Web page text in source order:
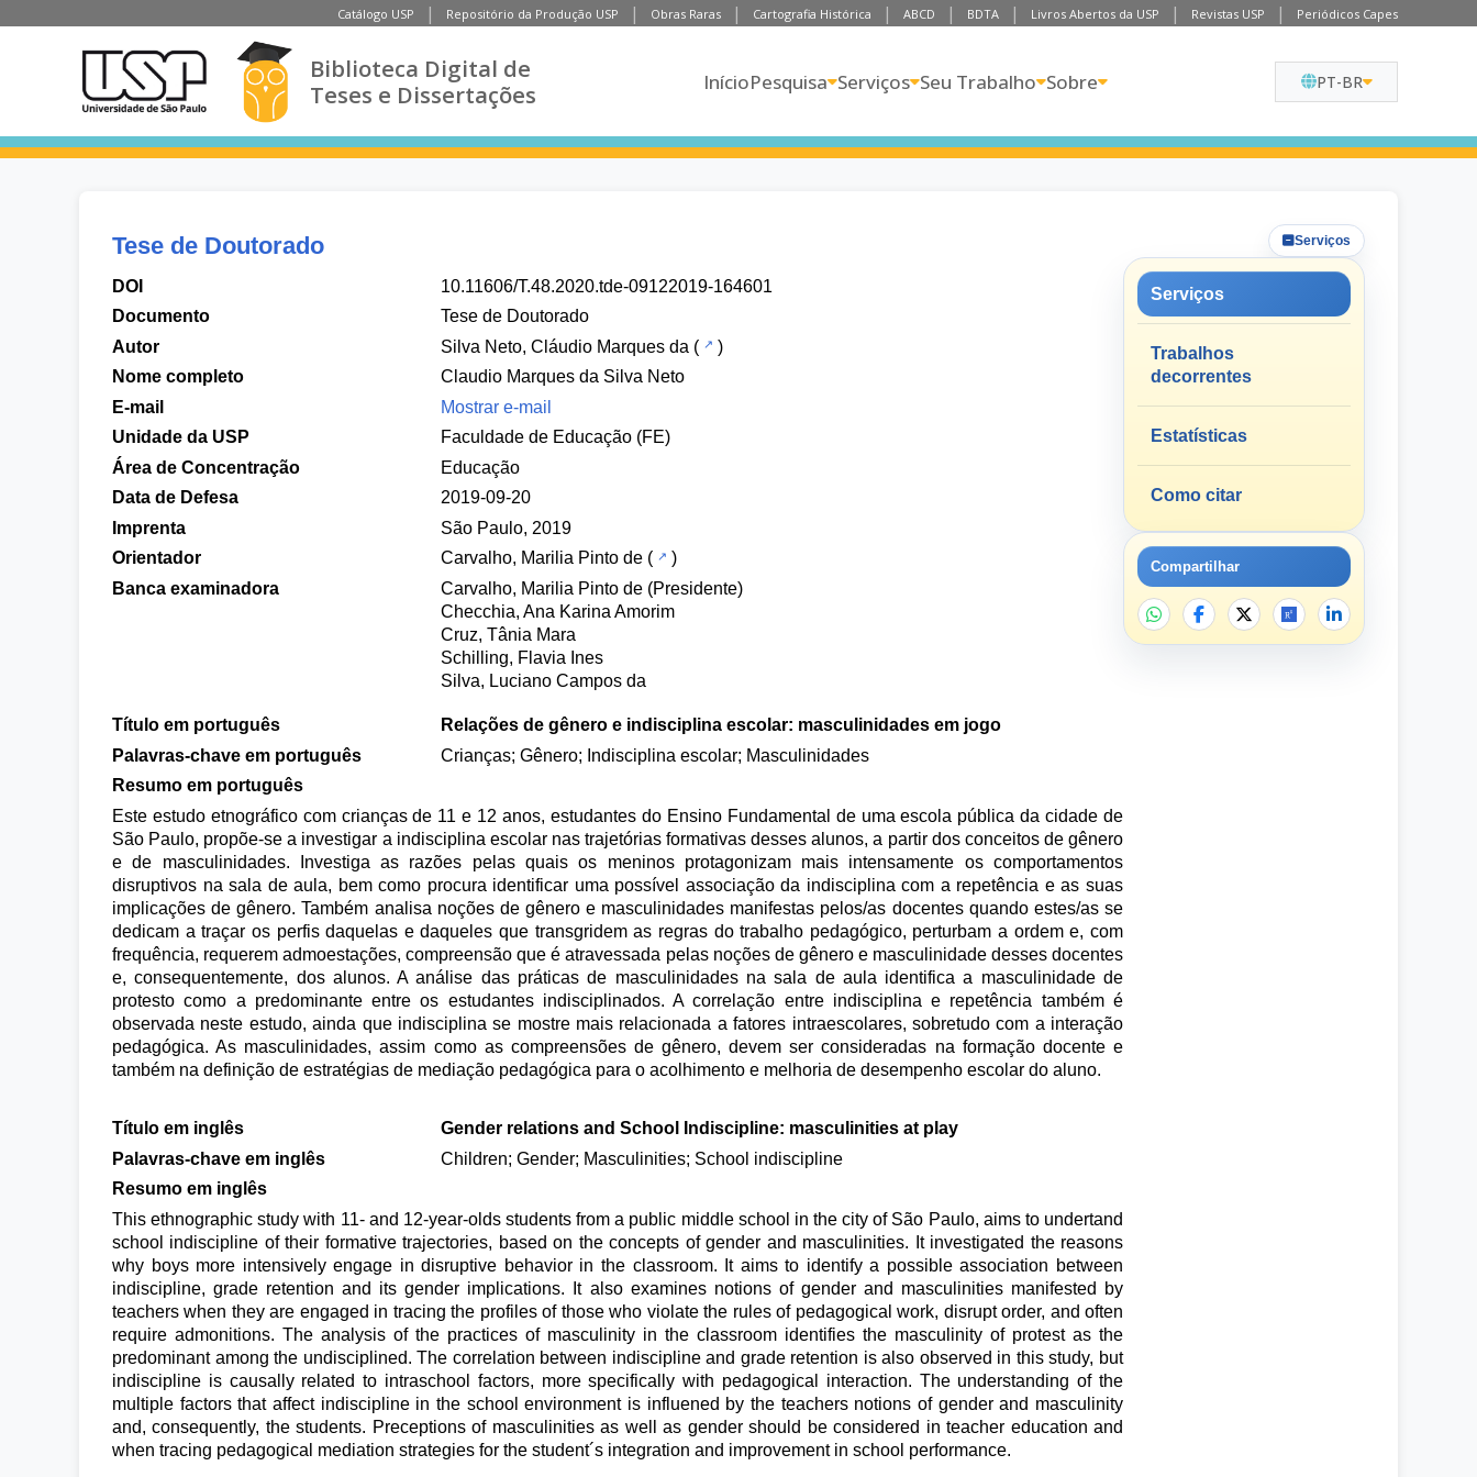
Catálogo USP Repositório da Produção USP Obras Raras Cartografia Histórica ABCD BDTA Livros Abertos da USP Revistas USP Periódicos Capes
Biblioteca Digital de
Teses e Dissertações
InícioPesquisa Serviços Seu Trabalho Sobre PT-BR
Tese de Doutorado
DOI
10.11606/T.48.2020.tde-09122019-164601
Documento
Tese de Doutorado
Autor
Silva Neto, Cláudio Marques da (
)
Nome completo
Claudio Marques da Silva Neto
E-mail
Mostrar e-mail
Unidade da USP
Faculdade de Educação (FE)
Área de Concentração
Educação
Data de Defesa
2019-09-20
Imprenta
São Paulo, 2019
Orientador
Carvalho, Marilia Pinto de (
)
Banca examinadora
Carvalho, Marilia Pinto de (Presidente)
Checchia, Ana Karina Amorim
Cruz, Tânia Mara
Schilling, Flavia Ines
Silva, Luciano Campos da
Título em português
Relações de gênero e indisciplina escolar: masculinidades em jogo
Palavras-chave em português
Crianças; Gênero; Indisciplina escolar; Masculinidades
Resumo em português
Este estudo etnográfico com crianças de 11 e 12 anos, estudantes do Ensino Fundamental de uma escola pública da cidade de
São Paulo, propõe-se a investigar a indisciplina escolar nas trajetórias formativas desses alunos, a partir dos conceitos de gênero
e de masculinidades. Investiga as razões pelas quais os meninos protagonizam mais intensamente os comportamentos
disruptivos na sala de aula, bem como procura identificar uma possível associação da indisciplina com a repetência e as suas
implicações de gênero. Também analisa noções de gênero e masculinidades manifestas pelos/as docentes quando estes/as se
dedicam a traçar os perfis daquelas e daqueles que transgridem as regras do trabalho pedagógico, perturbam a ordem e, com
frequência, requerem admoestações, compreensão que é atravessada pelas noções de gênero e masculinidade desses docentes
e, consequentemente, dos alunos. A análise das práticas de masculinidades na sala de aula identifica a masculinidade de
protesto como a predominante entre os estudantes indisciplinados. A correlação entre indisciplina e repetência também é
observada neste estudo, ainda que indisciplina se mostre mais relacionada a fatores intraescolares, sobretudo com a interação
pedagógica. As masculinidades, assim como as compreensões de gênero, devem ser consideradas na formação docente e
também na definição de estratégias de mediação pedagógica para o acolhimento e melhoria de desempenho escolar do aluno.
Título em inglês
Gender relations and School Indiscipline: masculinities at play
Palavras-chave em inglês
Children; Gender; Masculinities; School indiscipline
Resumo em inglês
This ethnographic study with 11- and 12-year-olds students from a public middle school in the city of São Paulo, aims to undertand
school indiscipline of their formative trajectories, based on the concepts of gender and masculinities. It investigated the reasons
why boys more intensively engage in disruptive behavior in the classroom. It aims to identify a possible association between
indiscipline, grade retention and its gender implications. It also examines notions of gender and masculinities manifested by
teachers when they are engaged in tracing the profiles of those who violate the rules of pedagogical work, disrupt order, and often
require admonitions. The analysis of the practices of masculinity in the classroom identifies the masculinity of protest as the
predominant among the undisciplined. The correlation between indiscipline and grade retention is also observed in this study, but
indiscipline is causally related to intraschool factors, more specifically with pedagogical interaction. The understanding of the
multiple factors that affect indiscipline in the school environment is influened by the teachers notions of gender and masculinity
and, consequently, the students. Preceptions of masculinities as well as gender should be considered in teacher education and
when tracing pedagogical mediation strategies for the student´s integration and improvement in school performance.
Serviços
Serviços
Trabalhos
decorrentes
Estatísticas
Como citar
Compartilhar